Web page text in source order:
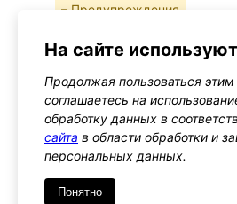
– Предупреждения
Убедитесь, что
которые могут
Альтернативы
load_textdomain
Тип: function
Функция для загрузки
На сайте
Продолжая пользоваться
соглашаетесь на
обработку данных в
сайта в области обработки и
персональных данных.
Понятно